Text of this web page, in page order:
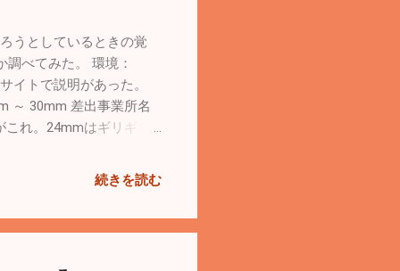
うとしているときの覚
べてみた。 環境：
イトで説明があった。
～ 30mm 差出事業所名
れ。24mmはギリギリ
数の金額を払うのと送
定款を作成、署名、送
続きを読む